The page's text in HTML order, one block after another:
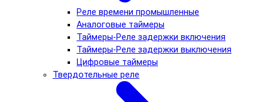
Реле времени промышленные
Аналоговые таймеры
Таймеры-Реле задержки включения
Таймеры-Реле задержки выключения
Цифровые таймеры
Твердотельные реле